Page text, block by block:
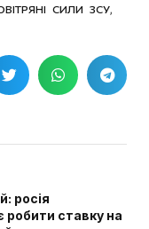
СИЛИ ЗСУ
росія
робити ставку на